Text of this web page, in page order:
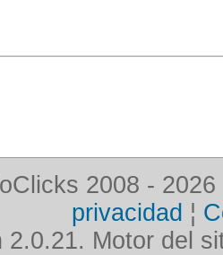
2008 - 2026
privacidad ¦
2.0.21. Motor del